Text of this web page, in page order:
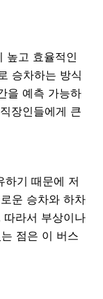
높고 효율적인
승차하는 방식
을 예측 가능하
장인들에게 큰
하기 때문에 저
운 승차와 하차
라서 부상이나
점은 이 버스